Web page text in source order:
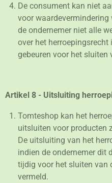
De consument kan niet
voor
de ondernemer niet alle
over het herroepingsrecht
gebeuren voor het sluiten
Artikel 8 - Uitsluiting
Tomteshop kan het
uitsluiten voor producten
De uitsluiting van het
indien de ondernemer dit
tijdig voor het sluiten van
vermeld.